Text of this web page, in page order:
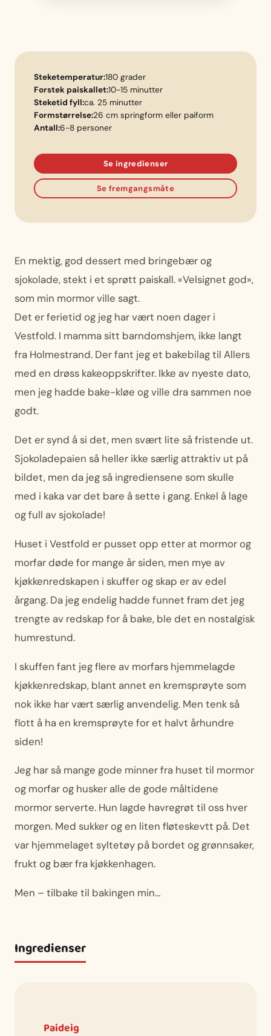
En mektig, god dessert med bringebær og
sjokolade, stekt i et sprøtt paiskall. «Velsignet god»,
som min mormor ville sagt.
Det er ferietid og jeg har vært noen dager i
Vestfold. I mamma sitt barndomshjem, ikke langt
fra Holmestrand. Der fant jeg et bakebilag til Allers
med en drøss kakeoppskrifter. Ikke av nyeste dato,
men jeg hadde bake-kløe og ville dra sammen noe
godt.
Det er synd å si det, men svært lite så fristende ut.
Sjokoladepaien så heller ikke særlig attraktiv ut på
bildet, men da jeg så ingrediensene som skulle
med i kaka var det bare å sette i gang. Enkel å lage
og full av sjokolade!
Huset i Vestfold er pusset opp etter at mormor og
morfar døde for mange år siden, men mye av
kjøkkenredskapen i skuffer og skap er av edel
årgang. Da jeg endelig hadde funnet fram det jeg
trengte av redskap for å bake, ble det en nostalgisk
humrestund.
I skuffen fant jeg flere av morfars hjemmelagde
kjøkkenredskap, blant annet en kremsprøyte som
nok ikke har vært særlig anvendelig. Men tenk så
flott å ha en kremsprøyte for et halvt århundre
siden!
Jeg har så mange gode minner fra huset til mormor
og morfar og husker alle de gode måltidene
mormor serverte. Hun lagde havregrøt til oss hver
morgen. Med sukker og en liten fløteskevtt på. Det
var hjemmelaget syltetøy på bordet og grønnsaker,
frukt og bær fra kjøkkenhagen.
Men – tilbake til bakingen min…
Ingredienser
Paideig
Steketemperatur:180 grader
Forstek paiskallet:10-15 minutter
Steketid fyll:ca. 25 minutter
Formstørrelse:26 cm springform eller paiform
Antall:6-8 personer
Se ingredienser
Se fremgangsmåte